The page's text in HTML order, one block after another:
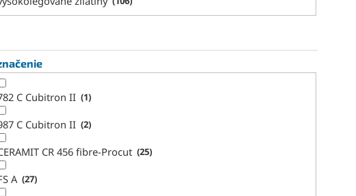
C Cubitron II 1
C Cubitron II 2
CR 456 fibre-Procut 25
A 27